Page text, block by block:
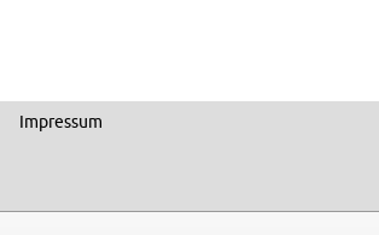
Im­pres­sum